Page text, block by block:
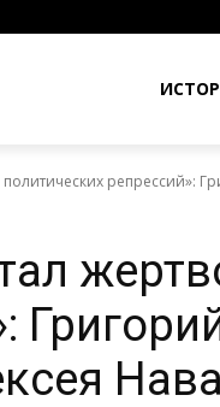
политических репрессий»: